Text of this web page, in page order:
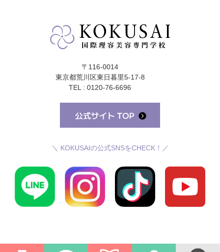
〒116-0014
東京都荒川区東日暮里5-17-8
TEL : 0120-76-6696
＼ KOKUSAIの公式SNSをCHECK！／